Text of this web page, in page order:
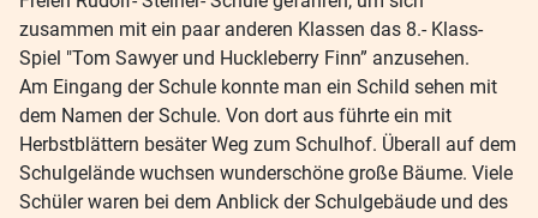
zusammen mit ein paar anderen Klassen das 8.- Klass-
Spiel "Tom Sawyer und Huckleberry Finn” anzusehen.
Am Eingang der Schule konnte man ein Schild sehen mit
dem Namen der Schule. Von dort aus führte ein mit
Herbstblättern besäter Weg zum Schulhof. Überall auf dem
Schulgelände wuchsen wunderschöne große Bäume. Viele
Schüler waren bei dem Anblick der Schulgebäude und des